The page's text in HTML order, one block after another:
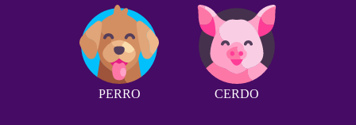
PERRO CERDO